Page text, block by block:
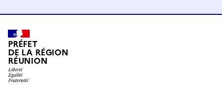
PRÉFET
DE LA RÉGION
RÉUNION